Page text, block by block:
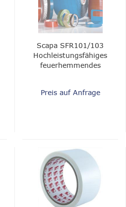
Scapa SFR101/103
Hochleistungsfähiges
feuerhemmendes
Preis auf Anfrage